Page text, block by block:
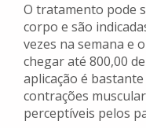
O tratamento pode
corpo e são
vezes na semana e
chegar até 800,00
aplicação é
contrações
perceptíveis pelos